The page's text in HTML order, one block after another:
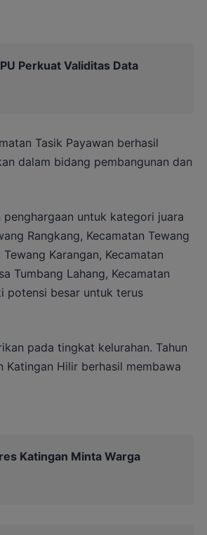
Perkuat Validitas Data
Tasik Payawan berhasil
dalam bidang pembangunan dan
untuk kategori juara
Rangkang, Kecamatan Tewang
Karangan, Kecamatan
Tumbang Lahang, Kecamatan
potensi besar untuk terus
pada tingkat kelurahan. Tahun
Katingan Hilir berhasil membawa
Katingan Minta Warga